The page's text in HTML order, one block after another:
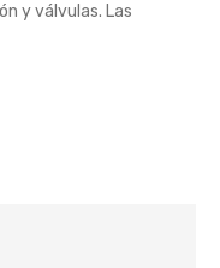
y válvulas. Las